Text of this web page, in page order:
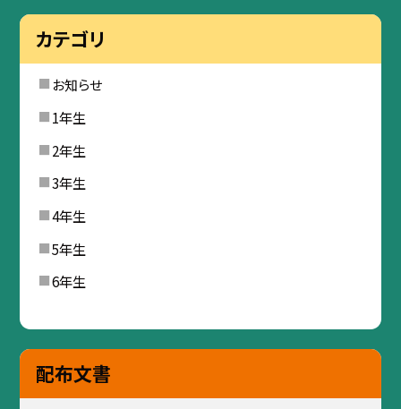
カテゴリ
お知らせ
1年生
2年生
3年生
4年生
5年生
6年生
配布文書